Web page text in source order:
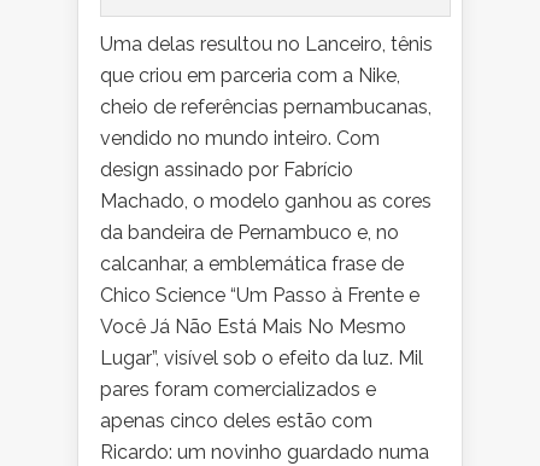
Uma delas resultou no Lanceiro, tênis
que criou em parceria com a Nike,
cheio de referências pernambucanas,
vendido no mundo inteiro. Com
design assinado por Fabrício
Machado, o modelo ganhou as cores
da bandeira de Pernambuco e, no
calcanhar, a emblemática frase de
Chico Science “Um Passo à Frente e
Você Já Não Está Mais No Mesmo
Lugar”, visível sob o efeito da luz. Mil
pares foram comercializados e
apenas cinco deles estão com
Ricardo: um novinho guardado numa